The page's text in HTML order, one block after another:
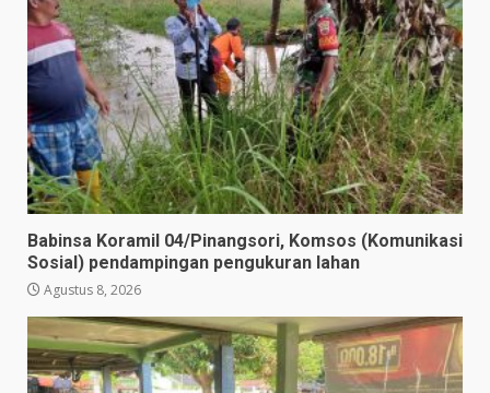
Babinsa Koramil 04/Pinangsori, Komsos (Komunikasi
Sosial) pendampingan pengukuran lahan
Agustus 8, 2026